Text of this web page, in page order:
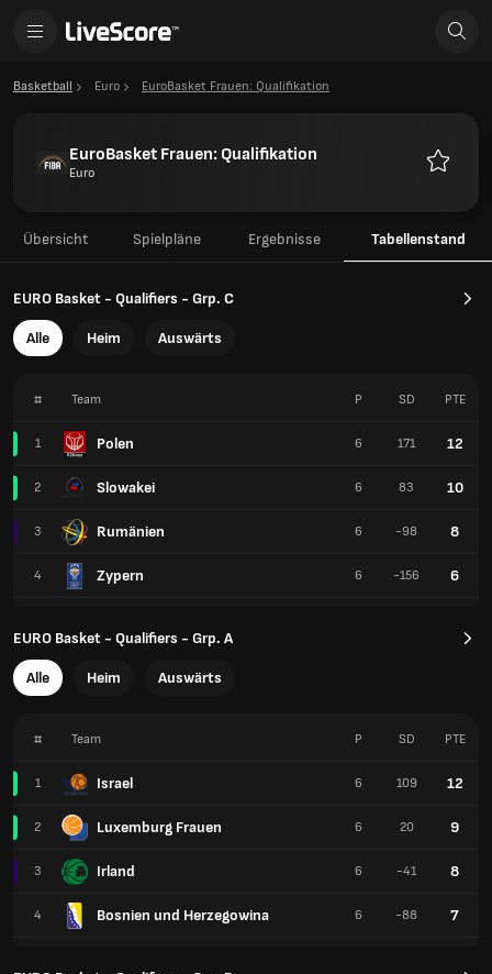
Basketball Euro EuroBasket Frauen: Qualifikation
EuroBasket Frauen: Qualifikation
Euro
Übersicht Spielpläne Ergebnisse Tabellenstand
EURO Basket - Qualifiers - Grp. C
Alle Heim Auswärts
# Team
1 Polen
2 Slowakei
3 Rumänien
4 Zypern
P SD PTE
6 171 12
6 83 10
6 -98 8
6 -156 6
EURO Basket - Qualifiers - Grp. A
Alle Heim Auswärts
# Team
1 Israel
2 Luxemburg Frauen
3 Irland
4 Bosnien und Herzegowina
P SD PTE
6 109 12
6 20 9
6 -41 8
6 -88 7